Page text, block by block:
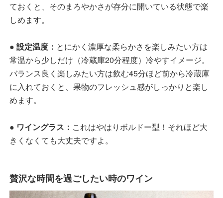
ておくと、そのまろやかさが存分に開いている状態で楽
しめます。
● 設定温度： とにかく濃厚な柔らかさを楽しみたい方は
常温から少しだけ（冷蔵庫20分程度）冷やすイメージ。
バランス良く楽しみたい方は飲む45分ほど前から冷蔵庫
に入れておくと、果物のフレッシュ感がしっかりと楽し
めます。
● ワイングラス： これはやはりボルドー型！それほど大
きくなくても大丈夫ですよ。
贅沢な時間を過ごしたい時のワイン